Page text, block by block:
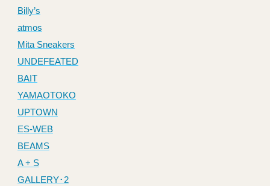
Billy’s
atmos
Mita Sneakers
UNDEFEATED
BAIT
YAMAOTOKO
UPTOWN
ES-WEB
BEAMS
A + S
GALLERY･2